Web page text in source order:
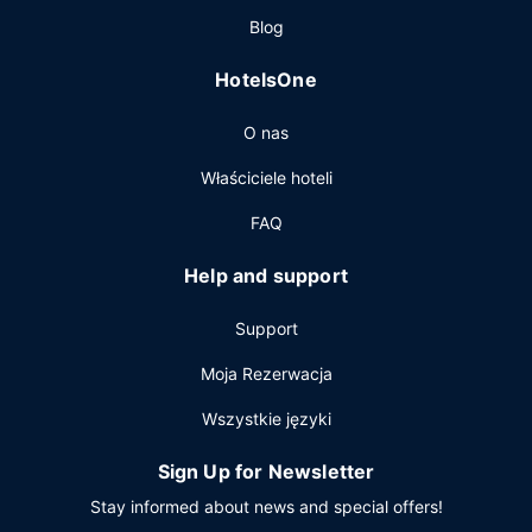
Pozostałe udogodnienia
usługi pralni chemicznej oraz recepcja całodobowa. Jeżeli
pomieszczenia konferencyjne oraz 4 sale konferencyjne o
łącznej powierzchni 186 m kw. (2000 stopy kwadratowe).
Blog
HotelsOne
O nas
Właściciele hoteli
FAQ
Help and support
Support
Moja Rezerwacja
Wszystkie języki
Sign Up for Newsletter
Stay informed about news and special offers!